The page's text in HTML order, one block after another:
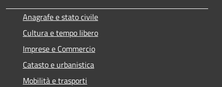
Anagrafe e stato civile
Cultura e tempo libero
Imprese e Commercio
Catasto e urbanistica
Mobilità e trasporti